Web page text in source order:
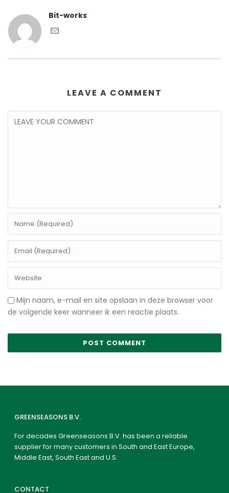
Bit-works
LEAVE A COMMENT
Mijn naam, e-mail en site opslaan in deze browser voor
de volgende keer wanneer ik een reactie plaats.
GREENSEASONS B.V.
For decades Greenseasons B.V. has been a reliable
supplier for many customers in South and East Europe,
Middle East, South East and U.S.
CONTACT